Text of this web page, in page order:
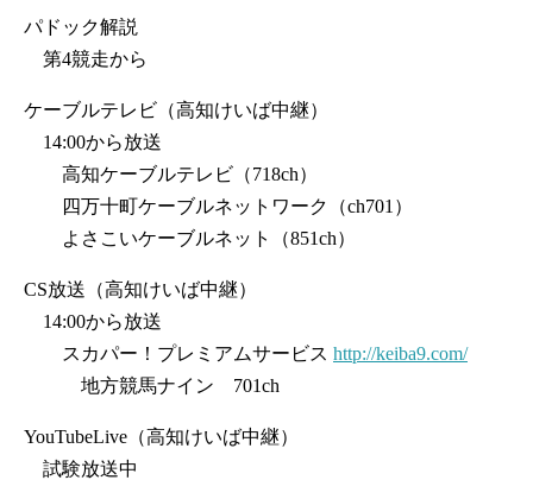
パドック解説
第4競走から
ケーブルテレビ（高知けいば中継）
14:00から放送
高知ケーブルテレビ（718ch）
四万十町ケーブルネットワーク（ch701）
よさこいケーブルネット（851ch）
CS放送（高知けいば中継）
14:00から放送
スカパー！プレミアムサービス http://keiba9.com/
地方競馬ナイン 701ch
YouTubeLive（高知けいば中継）
試験放送中